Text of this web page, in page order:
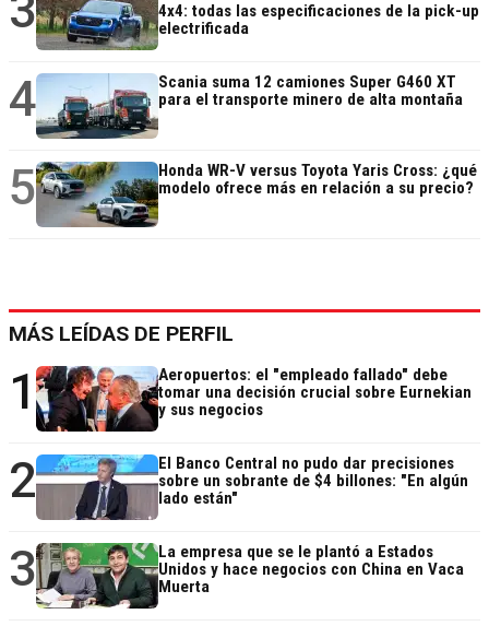
4x4: todas las especificaciones de la pick-up
electrificada
4
Scania suma 12 camiones Super G460 XT
para el transporte minero de alta montaña
5
Honda WR-V versus Toyota Yaris Cross: ¿qué
modelo ofrece más en relación a su precio?
MÁS LEÍDAS DE PERFIL
1
Aeropuertos: el "empleado fallado" debe
tomar una decisión crucial sobre Eurnekian
y sus negocios
2
El Banco Central no pudo dar precisiones
sobre un sobrante de $4 billones: "En algún
lado están"
3
La empresa que se le plantó a Estados
Unidos y hace negocios con China en Vaca
Muerta